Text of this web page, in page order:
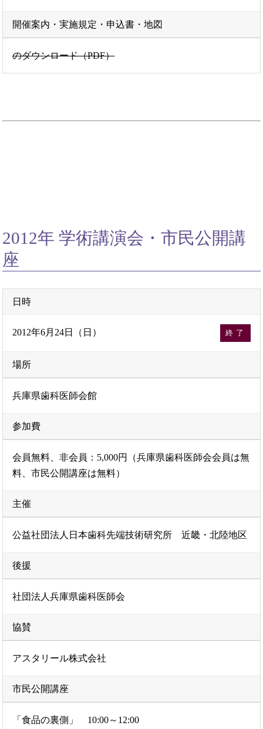
開催案内・実施規定・申込書・地図
のダウンロード（PDF）
2012年 学術講演会・市民公開講
座
日時
2012年6月24日（日） 終了
場所
兵庫県歯科医師会館
参加費
会員無料、非会員：5,000円（兵庫県歯科医師会会員は無
料、市民公開講座は無料）
主催
公益社団法人日本歯科先端技術研究所 近畿・北陸地区
後援
社団法人兵庫県歯科医師会
協賛
アスタリール株式会社
市民公開講座
「食品の裏側」 10:00～12:00